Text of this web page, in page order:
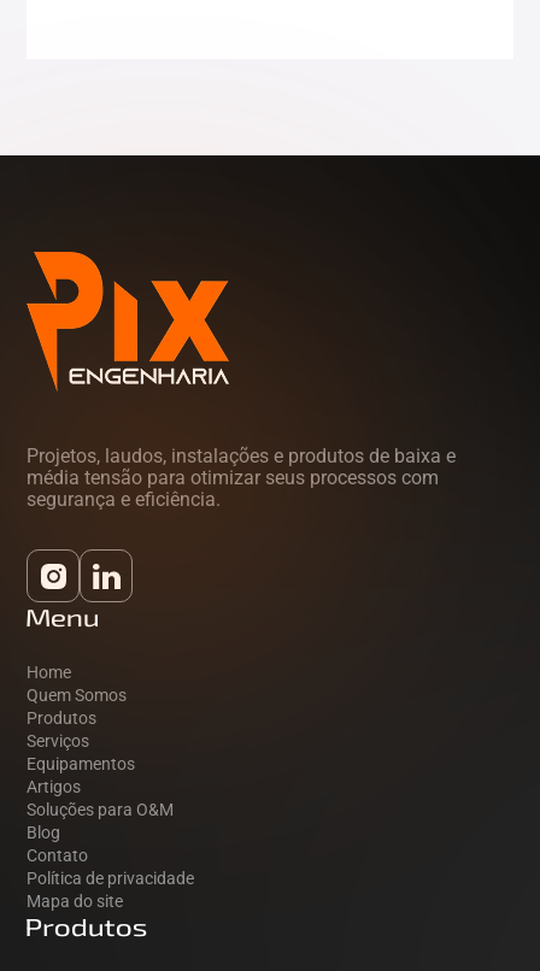
Projetos, laudos, instalações e produtos de baixa e
média tensão para otimizar seus processos com
segurança e eficiência.
Menu
Home
Quem Somos
Produtos
Serviços
Equipamentos
Artigos
Soluções para O&M
Blog
Contato
Política de privacidade
Mapa do site
Produtos